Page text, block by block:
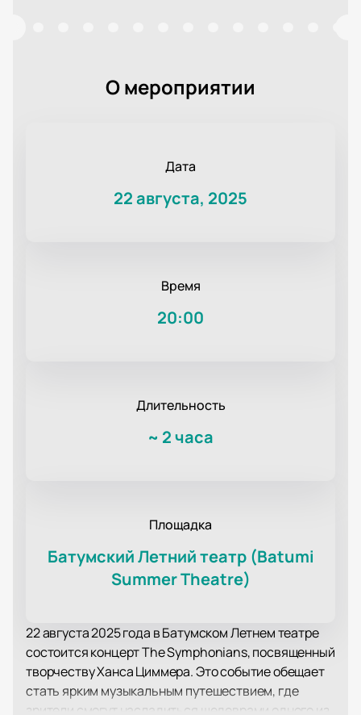
О мероприятии
Дата
22 августа, 2025
Время
20:00
Длительность
~ 2 часа
Площадка
Батумский Летний театр (Batumi
Summer Theatre)
22 августа 2025 года в Батумском Летнем театре
состоится концерт The Symphonians, посвященный
творчеству Ханса Циммера. Это событие обещает
стать ярким музыкальным путешествием, где
зрители смогут насладиться шедеврами одного из